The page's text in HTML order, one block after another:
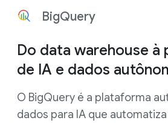
BigQuery
Do data warehouse à
de IA e dados
O BigQuery é a plataforma
dados para IA que